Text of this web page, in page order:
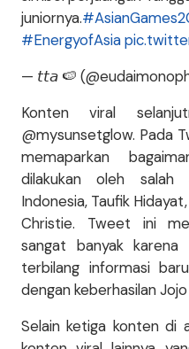
juniornya.
#EnergyofAsia
— 𝘵𝘵𝘢 🍉
Konten viral
@mysunsetglow. Pada
memaparkan
dilakukan oleh salah
Indonesia, Taufik
Christie. Tweet ini
sangat banyak karena
terbilang informasi
dengan keberhasilan
Selain ketiga konten di